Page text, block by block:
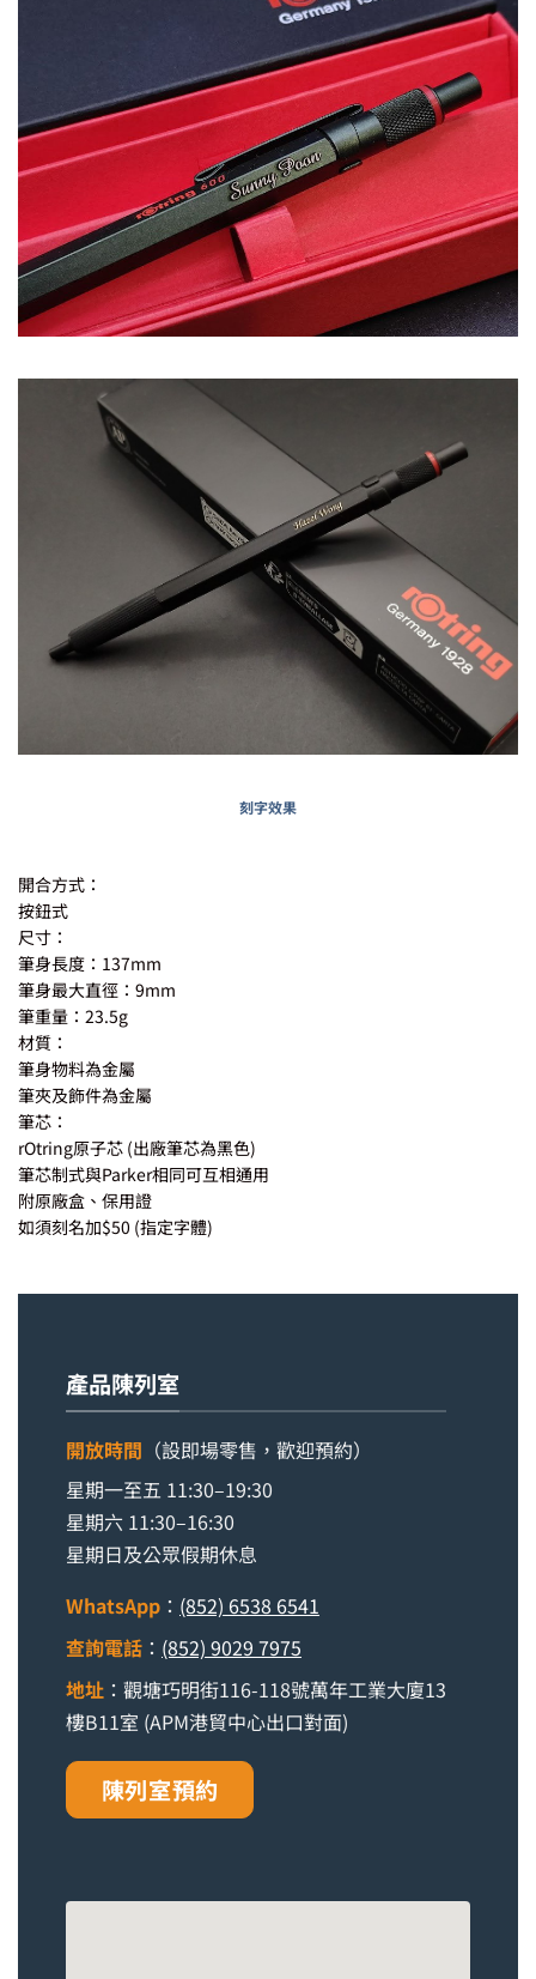
刻字效果
開合方式：
按鈕式
尺寸：
筆身長度：137mm
筆身最大直徑：9mm
筆重量：23.5g
材質：
筆身物料為金屬
筆夾及飾件為金屬
筆芯：
rOtring原子芯 (出廠筆芯為黑色)
筆芯制式與Parker相同可互相通用
附原廠盒、保用證
如須刻名加$50 (指定字體)
產品陳列室
開放時間 （設即場零售，歡迎預約）
星期一至五 11:30–19:30
星期六 11:30–16:30
星期日及公眾假期休息
WhatsApp ： (852) 6538 6541
查詢電話 ： (852) 9029 7975
地址 ：觀塘巧明街116-118號萬年工業大廈13
樓B11室 (APM港貿中心出口對面)
陳列室預約